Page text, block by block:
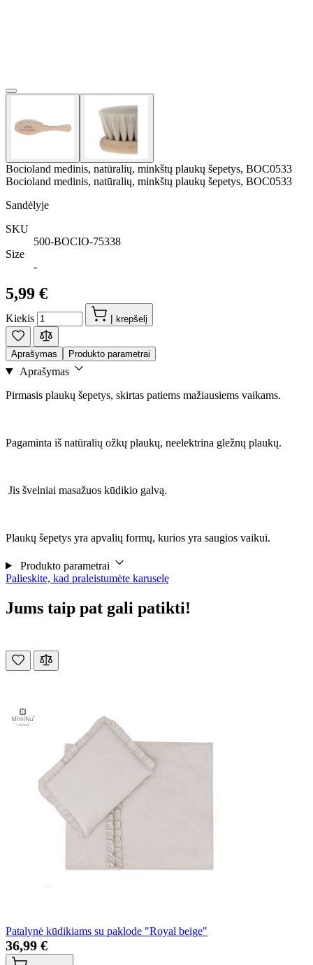
Bocioland medinis, natūralių, minkštų plaukų šepetys, BOC0533
Bocioland medinis, natūralių, minkštų plaukų šepetys, BOC0533
Sandėlyje
SKU
500-BOCIO-75338
Size
-
5,99 €
Kiekis Į krepšelį
Aprašymas Produkto parametrai
Aprašymas
Pirmasis plaukų šepetys, skirtas patiems mažiausiems vaikams.
Pagaminta iš natūralių ožkų plaukų, neelektrina gležnų plaukų.
Jis švelniai masažuos kūdikio galvą.
Plaukų šepetys yra apvalių formų, kurios yra saugios vaikui.
Produkto parametrai
Palieskite, kad praleistumėte karuselę
Jums taip pat gali patikti!
Patalynė kūdikiams su paklode "Royal beige"
36,99 €